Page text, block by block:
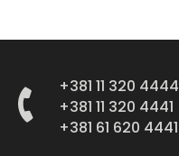
+381 11 320 4444
+381 11 320 4441
+381 61 620 4441